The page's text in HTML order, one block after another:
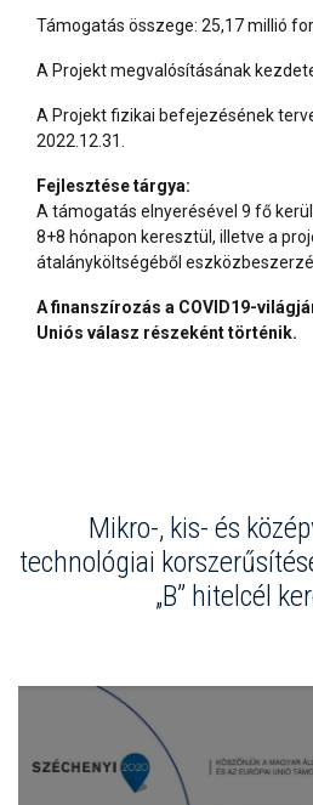
Támogatás összege: 25,17 millió
A Projekt megvalósításának
A Projekt fizikai befejezésének
2022.12.31.
Fejlesztése tárgya:
A támogatás elnyerésével 9 fő
8+8 hónapon keresztül, illetve a
átalányköltségéből
A finanszírozás a COVID19-
Uniós válasz részeként történik.
Mikro-, kis- és
technológiai
„B” hitelcél